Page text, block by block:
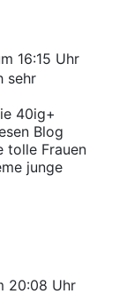
16:15 Uhr
sehr
40ig+
Blog
tolle Frauen
junge
20:08 Uhr